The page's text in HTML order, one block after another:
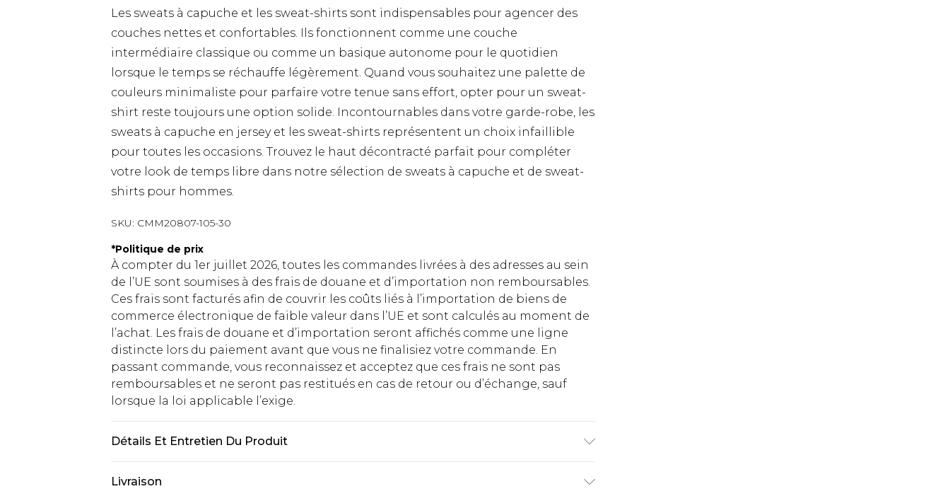
Les sweats à capuche et les sweat-shirts sont indispensables pour agencer des
couches nettes et confortables. Ils fonctionnent comme une couche
intermédiaire classique ou comme un basique autonome pour le quotidien
lorsque le temps se réchauffe légèrement. Quand vous souhaitez une palette de
couleurs minimaliste pour parfaire votre tenue sans effort, opter pour un sweat-
shirt reste toujours une option solide. Incontournables dans votre garde-robe, les
sweats à capuche en jersey et les sweat-shirts représentent un choix infaillible
pour toutes les occasions. Trouvez le haut décontracté parfait pour compléter
votre look de temps libre dans notre sélection de sweats à capuche et de sweat-
shirts pour hommes.
SKU: CMM20807-105-30
*Politique de prix
À compter du 1er juillet 2026, toutes les commandes livrées à des adresses au sein
de l’UE sont soumises à des frais de douane et d’importation non remboursables.
Ces frais sont facturés afin de couvrir les coûts liés à l’importation de biens de
commerce électronique de faible valeur dans l’UE et sont calculés au moment de
l’achat. Les frais de douane et d’importation seront affichés comme une ligne
distincte lors du paiement avant que vous ne finalisiez votre commande. En
passant commande, vous reconnaissez et acceptez que ces frais ne sont pas
remboursables et ne seront pas restitués en cas de retour ou d’échange, sauf
lorsque la loi applicable l’exige.
Détails Et Entretien Du Produit
Livraison